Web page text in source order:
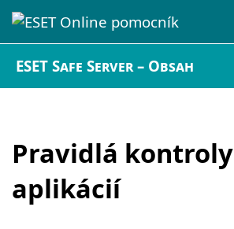
ESET Safe Server – Obsah
Pravidlá kontroly
aplikácií